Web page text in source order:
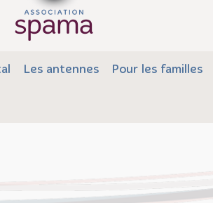
Les antennes Pour les familles